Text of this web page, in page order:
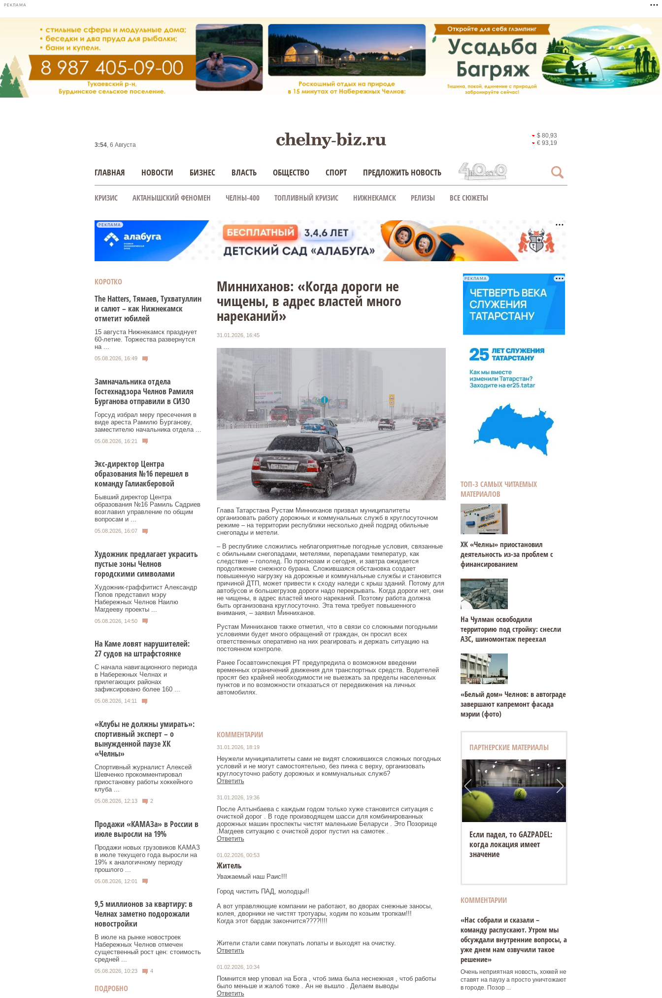
РЕКЛАМА
3:54, 6 Августа
$ 80,93
€ 93,19
ГЛАВНАЯ НОВОСТИ БИЗНЕС ВЛАСТЬ ОБЩЕСТВО СПОРТ ПРЕДЛОЖИТЬ НОВОСТЬ
КРИЗИС АКТАНЫШСКИЙ ФЕНОМЕН ЧЕЛНЫ-400 ТОПЛИВНЫЙ КРИЗИС НИЖНЕКАМСК РЕЛИЗЫ ВСЕ СЮЖЕТЫ
РЕКЛАМА
КОРОТКО
Тhe Нatters, Тямаев, Тухватуллин
и салют – как Нижнекамск
отметит юбилей
15 августа Нижнекамск празднует
60‑летие. Торжества развернутся
на ...
05.08.2026, 16:49
Замначальника отдела
Гостехнадзора Челнов Рамиля
Бурганова отправили в СИЗО
Горсуд избрал меру пресечения в
виде ареста Рамилю Бурганову,
заместителю начальника отдела ...
05.08.2026, 16:21
Экс-директор Центра
образования №16 перешел в
команду Галиакберовой
Бывший директор Центра
образования №16 Рамиль Садриев
возглавил управление по общим
вопросам и ...
05.08.2026, 16:07
Художник предлагает украсить
пустые зоны Челнов
городскими символами
Художник‑граффитист Александр
Попов представил мэру
Набережных Челнов Наилю
Магдееву проекты ...
05.08.2026, 14:50
На Каме ловят нарушителей:
27 судов на штрафстоянке
С начала навигационного периода
в Набережных Челнах и
прилегающих районах
зафиксировано более 160 ...
05.08.2026, 14:11
«Клубы не должны умирать»:
спортивный эксперт – о
вынужденной паузе ХК
«Челны»
Спортивный журналист Алексей
Шевченко прокомментировал
приостановку работы хоккейного
клуба ...
05.08.2026, 12:13 2
Продажи «КАМАЗа» в России в
июле выросли на 19%
Продажи новых грузовиков КАМАЗ
в июле текущего года выросли на
19% к аналогичному периоду
прошлого ...
05.08.2026, 12:01
9,5 миллионов за квартиру: в
Челнах заметно подорожали
новостройки
В июле на рынке новостроек
Набережных Челнов отмечен
существенный рост цен: стоимость
средней ...
05.08.2026, 10:23 4
ПОДРОБНО
Минниханов: «Когда дороги не
чищены, в адрес властей много
нареканий»
31.01.2026, 16:45
Глава Татарстана Рустам Минниханов призвал муниципалитеты
организовать работу дорожных и коммунальных служб в круглосуточном
режиме – на территории республики несколько дней подряд обильные
снегопады и метели.
– В республике сложились неблагоприятные погодные условия, связанные
с обильными снегопадами, метелями, перепадами температур, как
следствие – гололед. По прогнозам и сегодня, и завтра ожидается
продолжение снежного бурана. Сложившаяся обстановка создает
повышенную нагрузку на дорожные и коммунальные службы и становится
причиной ДТП, может привести к сходу наледи с крыш зданий. Потому для
автобусов и большегрузов дороги надо перекрывать. Когда дороги нет, они
не чищены, в адрес властей много нареканий. Поэтому работа должна
быть организована круглосуточно. Эта тема требует повышенного
внимания, – заявил Минниханов.
Рустам Минниханов также отметил, что в связи со сложными погодными
условиями будет много обращений от граждан, он просил всех
ответственных оперативно на них реагировать и держать ситуацию на
постоянном контроле.
Ранее Госавтоинспекция РТ предупредила о возможном введении
временных ограничений движения для транспортных средств. Водителей
просят без крайней необходимости не выезжать за пределы населенных
пунктов и по возможности отказаться от передвижения на личных
автомобилях.
КОММЕНТАРИИ
31.01.2026, 18:19
Неужели муниципалитеты сами не видят сложившихся сложных погодных
условий и не могут самостоятельно, без пинка с верху, организовать
круглосуточно работу дорожных и коммунальных служб?
Ответить
31.01.2026, 19:36
После Алтынбаева с каждым годом только хуже становится ситуация с
очисткой дорог . В годе производящем шасси для комбинированных
дорожных машин проспекты чистят маленькие Беларуси . Это Позорище
.Магдеев ситуацию с очисткой дорог пустил на самотек .
Ответить
01.02.2026, 00:53
Житель
Уважаемый наш Раис!!!
Город чистить ПАД, молодцы!!
А вот управляющие компании не работают, во дворах снежные заносы,
колея, дворники не чистят тротуары, ходим по козьим тропкам!!!
Когда этот бардак закончится????!!!!
Жители стали сами покупать лопаты и выходят на очистку.
Ответить
01.02.2026, 10:34
Помнится мер уповал на Бога , чтоб зима была неснежная , чтоб работы
было меньше и жалоб тоже . Ан не вышло . Делаем выводы
Ответить
РЕКЛАМА
ТОП-3 САМЫХ ЧИТАЕМЫХ
МАТЕРИАЛОВ
ХК «Челны» приостановил
деятельность из-за проблем с
финансированием
На Чулман освободили
территорию под стройку: снесли
АЗС, шиномонтаж переехал
«Белый дом» Челнов: в автограде
завершают капремонт фасада
мэрии (фото)
ПАРТНЕРСКИЕ МАТЕРИАЛЫ
Если падел, то GAZPADEL:
когда локация имеет
значение
КОММЕНТАРИИ
«Нас собрали и сказали –
команду распускают. Утром мы
обсуждали внутренние вопросы, а
уже днем нам озвучили такое
решение»
Очень неприятная новость, хоккей не
ставят на паузу а просто уничтожают
в городе. Позор ...